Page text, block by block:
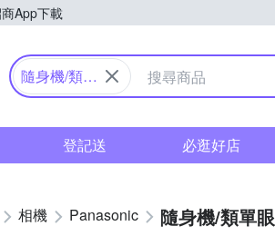
App下載
購物中心
隨身機/類單
登記送 必逛好店
相機 Panasonic 隨身機/類單眼